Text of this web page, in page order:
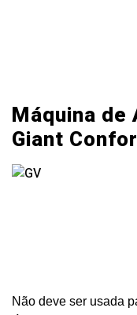
Máquina de
Giant
Não deve ser usada